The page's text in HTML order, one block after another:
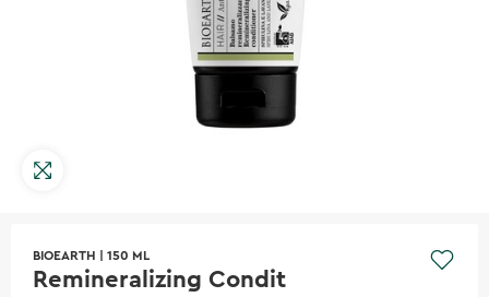
BIOEARTH 150 ML
Remineralizing Condit